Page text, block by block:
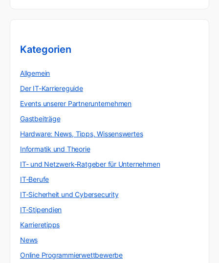
Kategorien
Allgemein
Der IT-Karriereguide
Events unserer Partnerunternehmen
Gastbeiträge
Hardware: News, Tipps, Wissenswertes
Informatik und Theorie
IT- und Netzwerk-Ratgeber für Unternehmen
IT-Berufe
IT-Sicherheit und Cybersecurity
IT-Stipendien
Karrieretipps
News
Online Programmierwettbewerbe